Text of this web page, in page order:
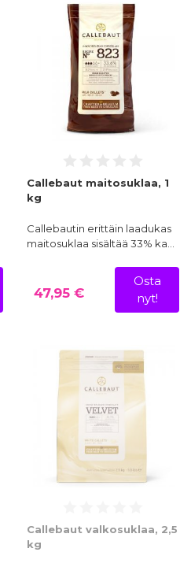
Callebaut maitosuklaa, 1
kg
Callebautin erittäin laadukas
maitosuklaa sisältää 33% ka…
47,95 €
Osta
nyt!
Callebaut valkosuklaa, 2,5
kg